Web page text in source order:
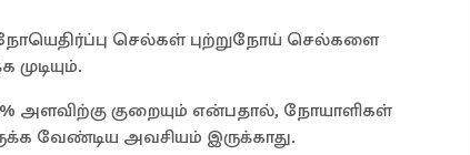
செல்கள் புற்றுநோய் செல்களை
அளவிற்கு குறையும் என்பதால், நோயாளிகள்
வேண்டிய அவசியம் இருக்காது.